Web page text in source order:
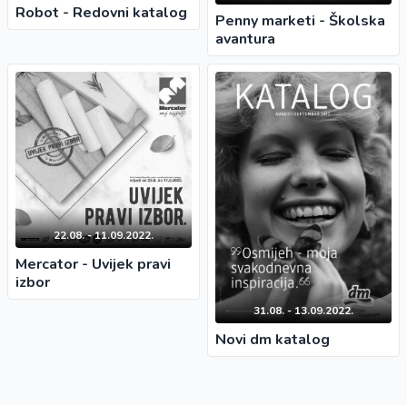
Robot - Redovni katalog
Penny marketi - Školska
avantura
22.08. - 11.09.2022.
Mercator - Uvijek pravi
izbor
31.08. - 13.09.2022.
Novi dm katalog